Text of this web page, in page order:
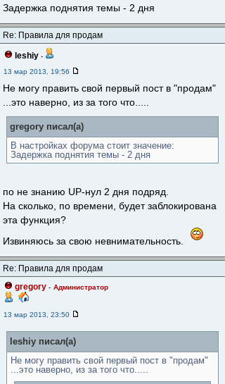
Задержка поднятия темы - 2 дня
Re: Правила для продам
leshiy -
13 мар 2013, 19:56
Не могу править свой первый пост в "продам"
...это наверно, из за того что.....
gregory писал(а)
В настройках форума стоит значение:
Задержка поднятия темы - 2 дня
по не знанию UP-нул 2 дня подряд.
На сколько, по времени, будет заблокирована
эта функция?
Извиняюсь за свою невнимательность.
Re: Правила для продам
gregory - Администратор
13 мар 2013, 23:50
leshiy писал(а)
Не могу править свой первый пост в "продам"
...это наверно, из за того что.....